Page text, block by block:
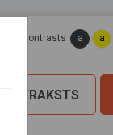
Lapas kontrasts a a
PIERAKSTS